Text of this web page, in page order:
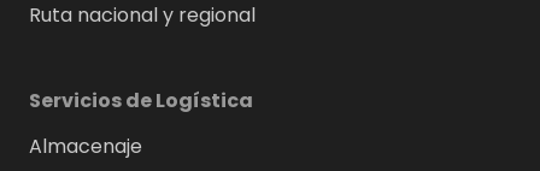
Ruta nacional y regional
Servicios de Logística
Almacenaje